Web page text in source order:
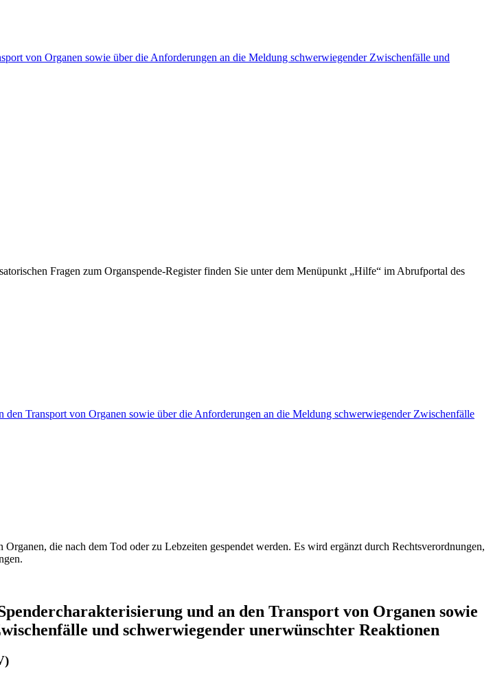
von Organen sowie über die Anforderungen an die Meldung schwerwiegender Zwischenfälle und
Fragen zum Organspende-Register finden Sie unter dem Menüpunkt „Hilfe“ im Abrufportal des
Transport von Organen sowie über die Anforderungen an die Meldung schwerwiegender Zwischenfälle
die nach dem Tod oder zu Lebzeiten gespendet werden. Es wird ergänzt durch Rechtsverordnungen,
und an den Transport von Organen sowie
und schwerwiegender unerwünschter Reaktionen